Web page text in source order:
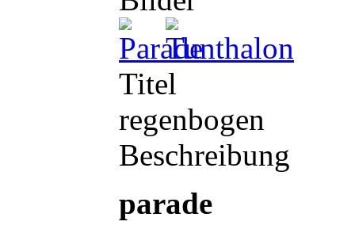
Titel
regenbogen
Beschreibung
parade